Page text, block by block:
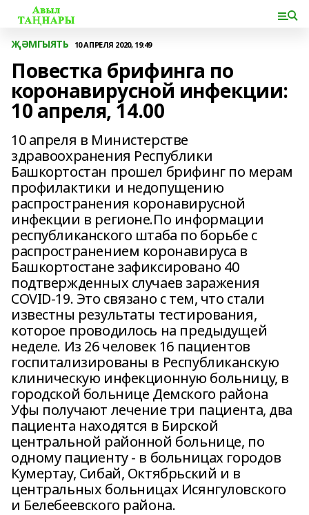
ҖӘМГЫЯТЬ 10 АПРЕЛЯ 2020, 19:49
Повестка брифинга по
коронавирусной инфекции:
10 апреля, 14.00
10 апреля в Министерстве
здравоохранения Республики
Башкортостан прошел брифинг по мерам
профилактики и недопущению
распространения коронавирусной
инфекции в регионе.По информации
республиканского штаба по борьбе с
распространением коронавируса в
Башкортостане зафиксировано 40
подтвержденных случаев заражения
COVID-19. Это связано с тем, что стали
известны результаты тестирования,
которое проводилось на предыдущей
неделе. Из 26 человек 16 пациентов
госпитализированы в Республиканскую
клиническую инфекционную больницу, в
городской больнице Демского района
Уфы получают лечение три пациента, два
пациента находятся в Бирской
центральной районной больнице, по
одному пациенту - в больницах городов
Кумертау, Сибай, Октябрьский и в
центральных больницах Исянгуловского
и Белебеевского района.